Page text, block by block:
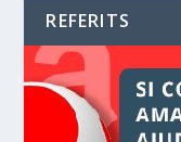
REFERITS